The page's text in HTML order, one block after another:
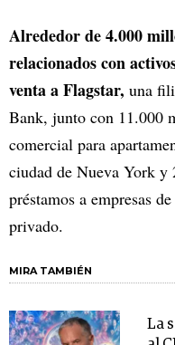
Alrededor de 4.000
relacionados con
venta a Flagstar, una
Bank, junto con 11.000
comercial para
ciudad de Nueva York y
préstamos a empresas
privado.
MIRA TAMBIÉN
La